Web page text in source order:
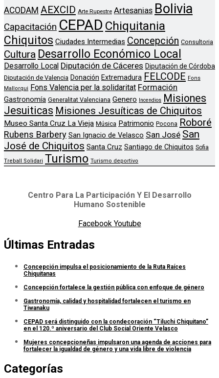
ACODAM AEXCID Arte Rupestre Artesanias Bolivia
Capacitación CEPAD Chiquitania
Chiquitos Ciudades Intermedias Concepción Consultoria
Cultura Desarrollo Económico Local
Desarrollo Local Diputación de Cáceres Diputación de Córdoba
Diputación de Valencia Donación Extremadura FELCODE Fons
Mallorqui Fons Valencia per la solidaritat Formación
Gastronomía Generalitat Valenciana Genero Incendios Misiones
Jesuiticas Misiones Jesuíticas de Chiquitos
Museo Santa Cruz La Vieja Música Patrimonio Pocona Roboré
Rubens Barbery San Ignacio de Velasco San José San
José de Chiquitos Santa Cruz Santiago de Chiquitos Sofia
Treball Solidari Turismo Turismo deportivo
Centro Para La Participación Y El Desarrollo
Humano Sostenible
Facebook Youtube
Últimas Entradas
Concepción impulsa el posicionamiento de la Ruta Raíces
Chiquitanas
Concepción fortalece la gestión pública con enfoque de género
Gastronomía, calidad y hospitalidad fortalecen el turismo en
Tiwanaku
CEPAD será distinguido con la condecoración “Tiluchi Chiquitano”
en el 120.º aniversario del Club Social Oriente Velasco
Mujeres concepcioneñas impulsaron una agenda de acciones para
fortalecer la igualdad de género y una vida libre de violencia
Categorías